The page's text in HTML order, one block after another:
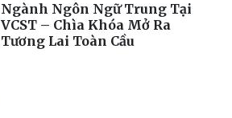
Ngành Ngôn Ngữ Trung Tại
VCST – Chìa Khóa Mở Ra
Tương Lai Toàn Cầu